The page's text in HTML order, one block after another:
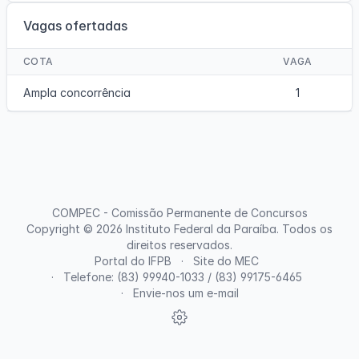
Vagas ofertadas
COTA VAGA
Ampla concorrência 1
Portal do IFPB
Site do MEC
Telefone: (83) 99940-1033 / (83) 99175-6465
Envie-nos um e-mail
COMPEC - Comissão Permanente de Concursos
Copyright © 2026 Instituto Federal da Paraíba. Todos os
direitos reservados.